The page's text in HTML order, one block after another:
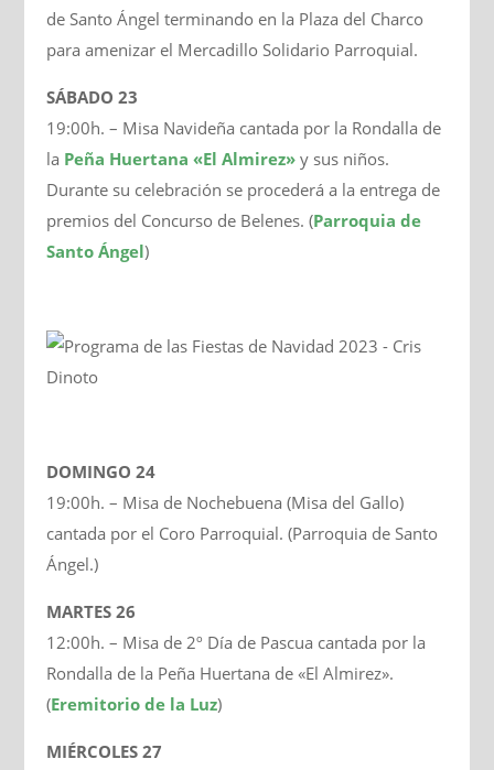
de Santo Ángel terminando en la Plaza del Charco
para amenizar el Mercadillo Solidario Parroquial.
SÁBADO 23
19:00h. – Misa Navideña cantada por la Rondalla de
la Peña Huertana «El Almirez» y sus niños.
Durante su celebración se procederá a la entrega de
premios del Concurso de Belenes. (Parroquia de
Santo Ángel)
DOMINGO 24
19:00h. – Misa de Nochebuena (Misa del Gallo)
cantada por el Coro Parroquial. (Parroquia de Santo
Ángel.)
MARTES 26
12:00h. – Misa de 2º Día de Pascua cantada por la
Rondalla de la Peña Huertana de «El Almirez».
(Eremitorio de la Luz)
MIÉRCOLES 27